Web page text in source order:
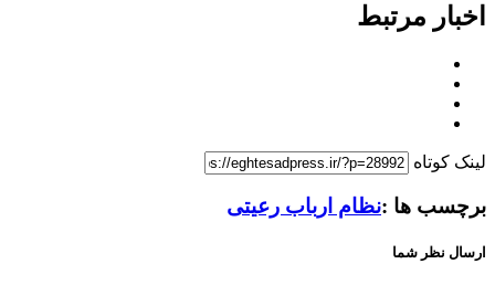
اخبار مرتبط
لینک کوتاه
برچسب ها :نظام ارباب رعیتی
ارسال نظر شما